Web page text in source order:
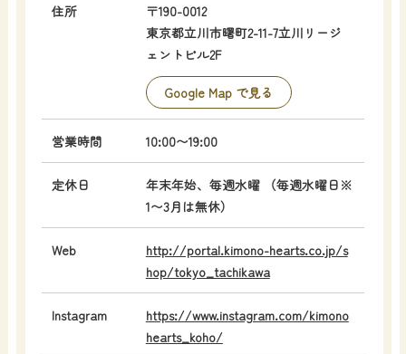
住所
〒190-0012
東京都立川市曙町2-​11-7立川リージ
ェントビル2F
Google Map で見る
営業時間 10:00〜19:00
定休日
年末年始、毎週水曜 （毎週水曜日※
1〜3月は無休）
Web
http://portal.kimono-hearts.co.jp/s
hop/tokyo_tachikawa
Instagram
https://www.instagram.com/kimono
hearts_koho/